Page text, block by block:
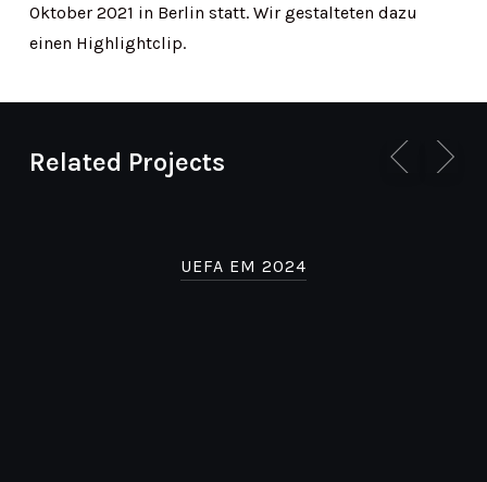
Oktober 2021 in Berlin statt. Wir gestalteten dazu
einen Highlightclip.
Related Projects
UEFA EM 2024